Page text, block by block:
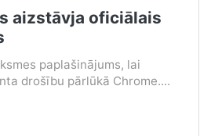
aizstāvja oficiālais
paplašinājums, lai
drošību pārlūkā Chrome....